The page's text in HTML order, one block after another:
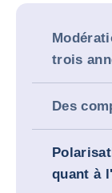
trois
Des
quant à